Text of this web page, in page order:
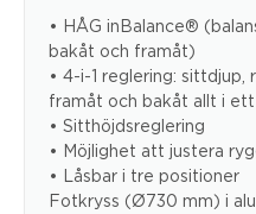
• HÅG inBalance®
bakåt och framåt)
• 4-i-1 reglering:
framåt och bakåt allt i
• Sitthöjdsreglering
• Möjlighet att justera
• Låsbar i tre positioner
Fotkryss (Ø730 mm) i